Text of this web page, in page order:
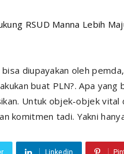
RSUD Manna Lebih
diupayakan oleh
buat PLN?. Apa
Untuk objek-objek
komitmen tadi. Yakni
Linkedin